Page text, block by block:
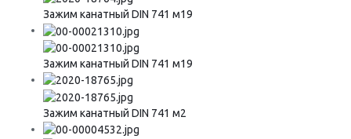
Зажим канатный DIN 741 м19
Зажим канатный DIN 741 м19
Зажим канатный DIN 741 м2